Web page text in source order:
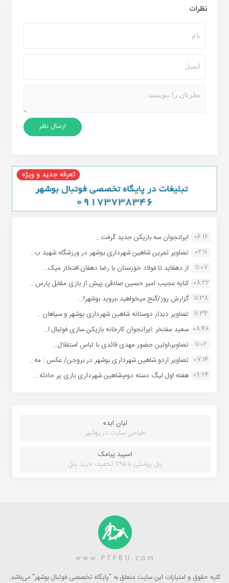
نظرات
06:16 ایرانجوان سه بازیکن جدید گرفت...
02:11
تصاویر تمرین شاهین شهردارى بوشهر در ورزشگاه شهید ب...
11:07
از دهقاید تا فولاد خوزستان با رضا دهقان:افتخار میک...
08:22 کنایه عجیب امیر حسین صادقی پیش از بازی مقابل پارس ...
11:38 گزارش روز/گنج میخواهید ،بروید بوشهر!...
11:34 تصاویر دیدار دوستانه شاهین شهردارى بوشهر و سپاهان ...
08:46 سعید مفتخر :ایرانجوان کارخانه بازیکن سازی فوتبال ا...
11:02
تصاویر،اولین حضور مهدی قائدی با لباس استقلال...
07:14 تصاویر اردو شاهین شهرداری بوشهر در بروجن/ عکس : مه...
09:24 هفته اول لیگ دسته دوم،شاهین شهرداری بازی پر حادثه ...
لیان ایده
طراحی سایت در بوشهر
اسپید پیامک
پنل پیامکی با ۹۵٪ تخفیف خرید پنل
کلیه حقوق و امتیازات این سایت متعلق به "پایگاه تخصصی فوتبال بوشهر" می‌باشد.